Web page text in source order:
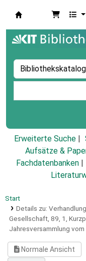
Erweiterte Suche
Aufsätze &
Fachdatenbanken
Start
Details zu:
Gesellschaft, 89, 1,
Jahresversammlung
Normale Ansicht